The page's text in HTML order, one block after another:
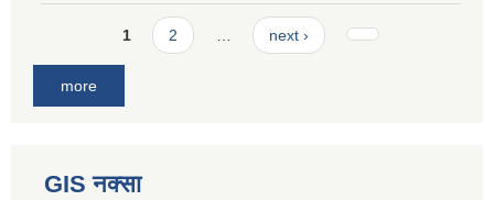
Pages1 2 next ›
more
GIS नक्सा